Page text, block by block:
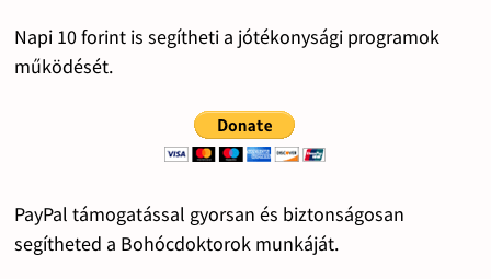
Napi 10 forint is segítheti a jótékonysági programok
működését.
PayPal támogatással gyorsan és biztonságosan
segítheted a Bohócdoktorok munkáját.